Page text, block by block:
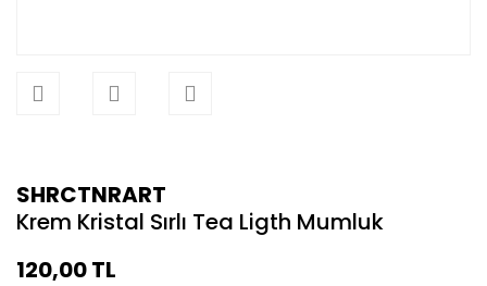
SHRCTNRART
Krem Kristal Sırlı Tea Ligth Mumluk
120,00 TL